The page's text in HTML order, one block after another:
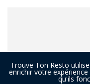
Trouve Ton Resto
enrichir votre
qu'ils